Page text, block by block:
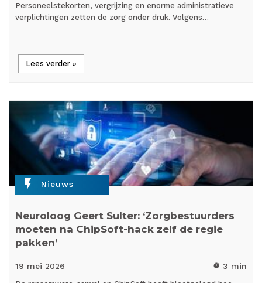
Personeelstekorten, vergrijzing en enorme administratieve
verplichtingen zetten de zorg onder druk. Volgens…
Lees verder »
flash_on Nieuws
Neuroloog Geert Sulter: ‘Zorgbestuurders
moeten na ChipSoft-hack zelf de regie
pakken’
19 mei 2026 timer 3 min